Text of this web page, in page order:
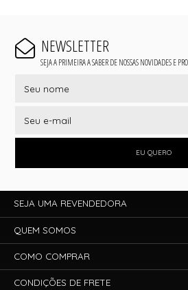
NEWSLETTER
SEJA A PRIMEIRA A SABER DE NOSSAS NOVIDADES E
EU QUERO
SEJA UMA REVENDEDORA
QUEM SOMOS
COMO COMPRAR
CONDIÇÕES DE FRETE